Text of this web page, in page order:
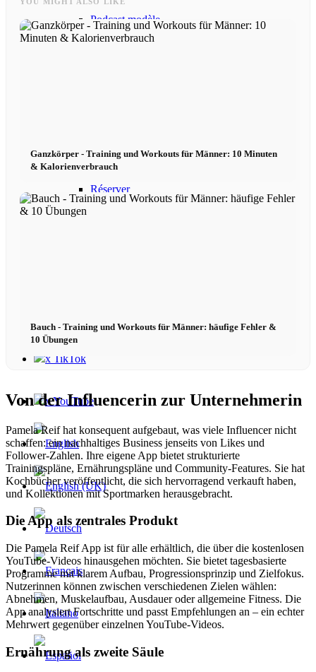
Podcast modèle
Réserver
x TikTok
x YouTube
Ganzkörper - Training und Workouts für Männer: 10 Minuten
& Kalorienverbrauch
Bauch - Training und Workouts für Männer: häufige Fehler &
10 Übungen
Von der Influencerin zur Unternehmerin
Pamela Reif hat konsequent aufgebaut, was viele Influencer nicht
schaffen: ein nachhaltiges Business jenseits von Likes und
Follower-Zahlen. Ihre eigene App bietet strukturierte
Trainingspläne, Ernährungspläne und Community-Features. Sie hat
Kochbücher veröffentlicht, die sich hervorragend verkauft haben,
und Kollektionen mit Sportmarken herausgebracht.
Die App als zentrales Produkt
Die Pamela Reif App ist für alle erhältlich, die über die kostenlosen
YouTube-Videos hinausgehen möchten. Sie bietet tagesbasierte
Programme mit klarem Aufbau, Progressionsprinzip und Zielfokus.
Nutzerinnen können zwischen verschiedenen Zielen wählen:
Abnehmen, Muskelaufbau, Ausdauer oder allgemeine Fitness. Die
App analysiert Fortschritte und passt Empfehlungen an – ein echter
Mehrwert gegenüber einzelnen YouTube-Videos.
Ernährung als zweite Säule